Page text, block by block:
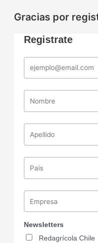
Gracias por
Registrate
Newsletters
Redagrícola Chile